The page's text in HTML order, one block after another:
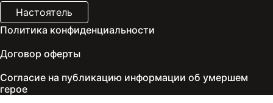
Настоятель
Политика конфиденциальности
Договор оферты
Согласие на публикацию информации об умершем
герое